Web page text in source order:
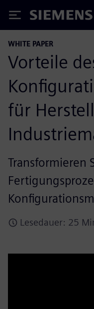
Siemens
WHITE PAPER
Vorteile
für
Transformieren
Lesedauer: 25